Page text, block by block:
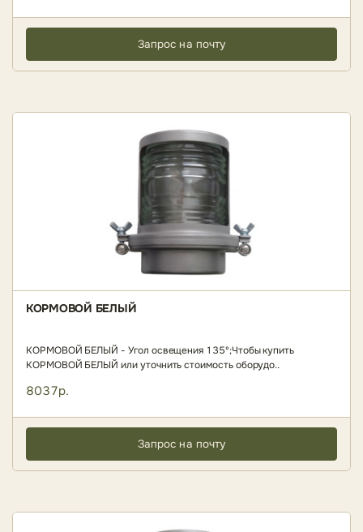
Запрос на почту
КОРМОВОЙ БЕЛЫЙ
КОРМОВОЙ БЕЛЫЙ - Угол освещения 135º;Чтобы купить
КОРМОВОЙ БЕЛЫЙ или уточнить стоимость оборудо..
8037р.
Запрос на почту